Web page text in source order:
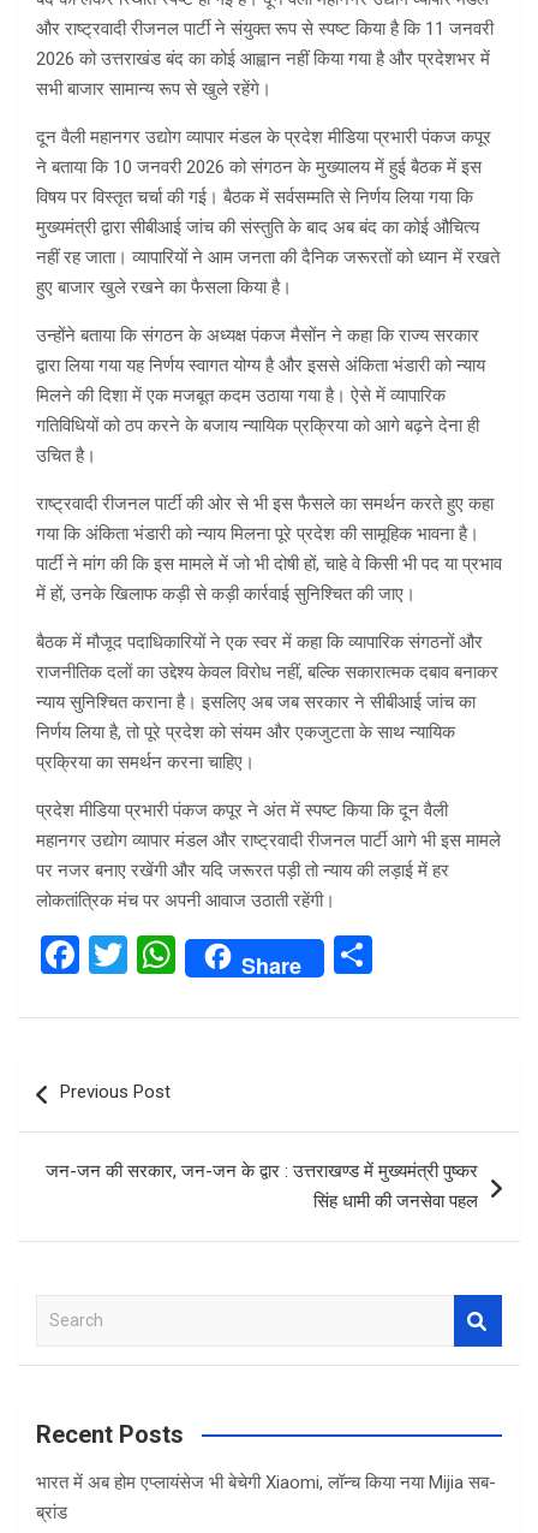
और राष्ट्रवादी रीजनल पार्टी ने संयुक्त रूप से स्पष्ट किया है कि 11 जनवरी
2026 को उत्तराखंड बंद का कोई आह्वान नहीं किया गया है और प्रदेशभर में
सभी बाजार सामान्य रूप से खुले रहेंगे।
दून वैली महानगर उद्योग व्यापार मंडल के प्रदेश मीडिया प्रभारी पंकज कपूर
ने बताया कि 10 जनवरी 2026 को संगठन के मुख्यालय में हुई बैठक में इस
विषय पर विस्तृत चर्चा की गई। बैठक में सर्वसम्मति से निर्णय लिया गया कि
मुख्यमंत्री द्वारा सीबीआई जांच की संस्तुति के बाद अब बंद का कोई औचित्य
नहीं रह जाता। व्यापारियों ने आम जनता की दैनिक जरूरतों को ध्यान में रखते
हुए बाजार खुले रखने का फैसला किया है।
उन्होंने बताया कि संगठन के अध्यक्ष पंकज मैसोंन ने कहा कि राज्य सरकार
द्वारा लिया गया यह निर्णय स्वागत योग्य है और इससे अंकिता भंडारी को न्याय
मिलने की दिशा में एक मजबूत कदम उठाया गया है। ऐसे में व्यापारिक
गतिविधियों को ठप करने के बजाय न्यायिक प्रक्रिया को आगे बढ़ने देना ही
उचित है।
राष्ट्रवादी रीजनल पार्टी की ओर से भी इस फैसले का समर्थन करते हुए कहा
गया कि अंकिता भंडारी को न्याय मिलना पूरे प्रदेश की सामूहिक भावना है।
पार्टी ने मांग की कि इस मामले में जो भी दोषी हों, चाहे वे किसी भी पद या प्रभाव
में हों, उनके खिलाफ कड़ी से कड़ी कार्रवाई सुनिश्चित की जाए।
बैठक में मौजूद पदाधिकारियों ने एक स्वर में कहा कि व्यापारिक संगठनों और
राजनीतिक दलों का उद्देश्य केवल विरोध नहीं, बल्कि सकारात्मक दबाव बनाकर
न्याय सुनिश्चित कराना है। इसलिए अब जब सरकार ने सीबीआई जांच का
निर्णय लिया है, तो पूरे प्रदेश को संयम और एकजुटता के साथ न्यायिक
प्रक्रिया का समर्थन करना चाहिए।
प्रदेश मीडिया प्रभारी पंकज कपूर ने अंत में स्पष्ट किया कि दून वैली
महानगर उद्योग व्यापार मंडल और राष्ट्रवादी रीजनल पार्टी आगे भी इस मामले
पर नजर बनाए रखेंगी और यदि जरूरत पड़ी तो न्याय की लड़ाई में हर
लोकतांत्रिक मंच पर अपनी आवाज उठाती रहेंगी।
F
ce
o
o
k
T
tt
W
h
at
p
p
Share
ar
navigation
Previous Post
जन-जन की सरकार, जन-जन के द्वार : उत्तराखण्ड में मुख्यमंत्री पुष्कर
सिंह धामी की जनसेवा पहल
a
c
Recent Posts
भारत में अब होम एप्लायंसेज भी बेचेगी Xiaomi, लॉन्च किया नया Mijia सब-
ब्रांड